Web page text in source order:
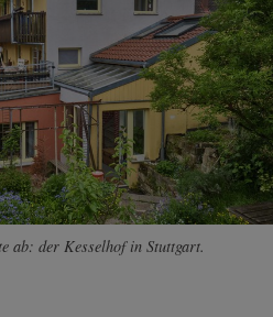
ab: der Kesselhof in Stuttgart.